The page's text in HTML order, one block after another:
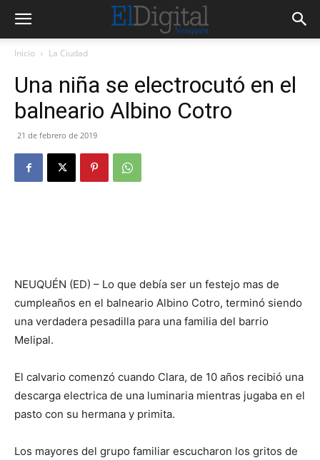
Inicio La Ciudad
Una niña se electrocutó en el
balneario Albino Cotro
21 de febrero de 2019
NEUQUÉN (ED) – Lo que debía ser un festejo mas de
cumpleaños en el balneario Albino Cotro, terminó siendo
una verdadera pesadilla para una familia del barrio
Melipal.
El calvario comenzó cuando Clara, de 10 años recibió una
descarga electrica de una luminaria mientras jugaba en el
pasto con su hermana y primita.
Los mayores del grupo familiar escucharon los gritos de